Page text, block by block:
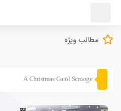
مطالب ویژه
A Christmas Carol Scrooge